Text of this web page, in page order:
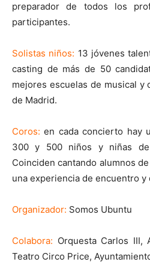
preparador de todos los
participantes.
Solistas niños: 13 jóvenes
casting de más de 50
mejores escuelas de musical y
de Madrid.
Coros: en cada concierto hay
300 y 500 niños y niñas de
Coinciden cantando alumnos
una experiencia de encuentro y
Organizador: Somos Ubuntu
Colabora: Orquesta Carlos III,
Teatro Circo Price,